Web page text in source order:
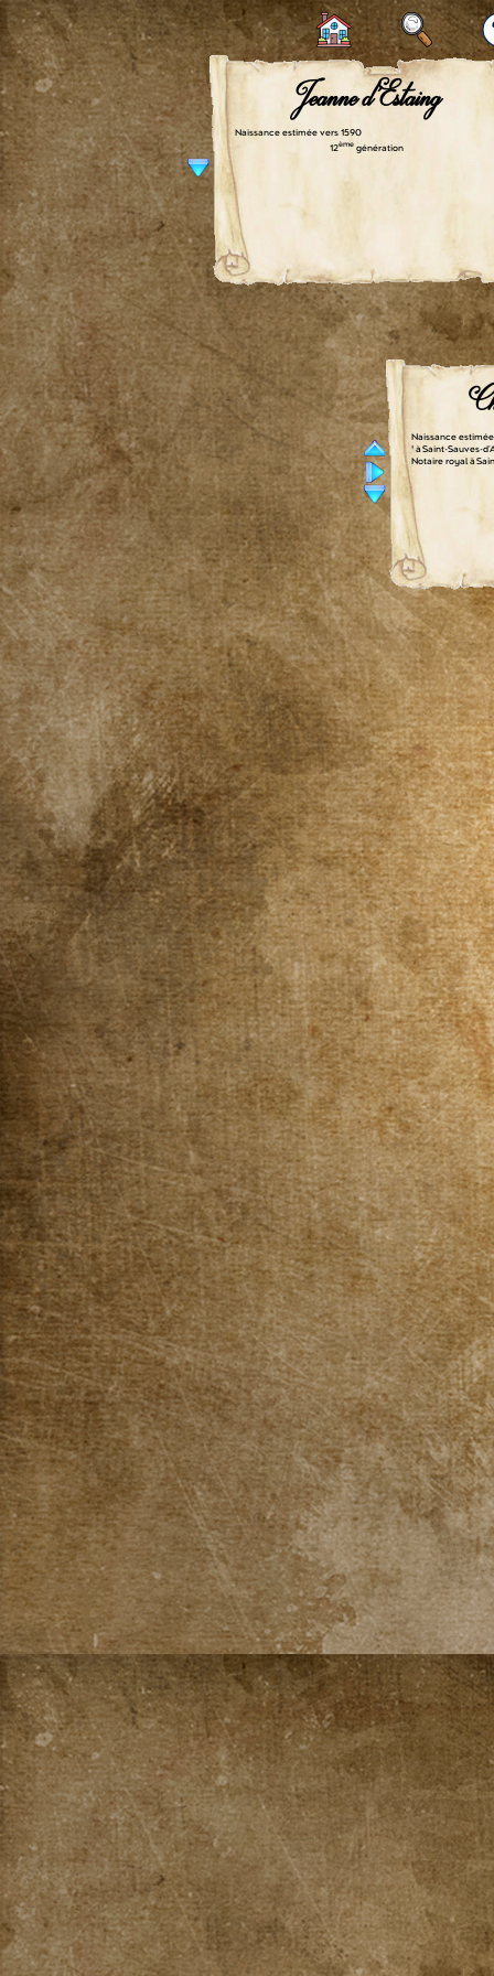
Jeanne d'Estaing
Naissance estimée vers 1590
12èmegénération
Naissance estimée
† à Saint-Sauves-
Notaire royal à